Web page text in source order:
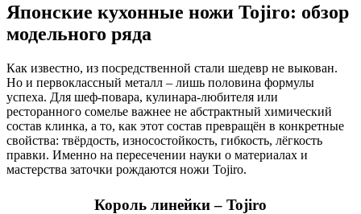
Японские кухонные ножи Tojiro: обзор
модельного ряда
Как известно, из посредственной стали шедевр не выкован.
Но и первоклассный металл – лишь половина формулы
успеха. Для шеф‑повара, кулинара‑любителя или
ресторанного сомелье важнее не абстрактный химический
состав клинка, а то, как этот состав превращён в конкретные
свойства: твёрдость, износостойкость, гибкость, лёгкость
правки. Именно на пересечении науки о материалах и
мастерства заточки рождаются ножи Tojiro.
Король линейки – Tojiro